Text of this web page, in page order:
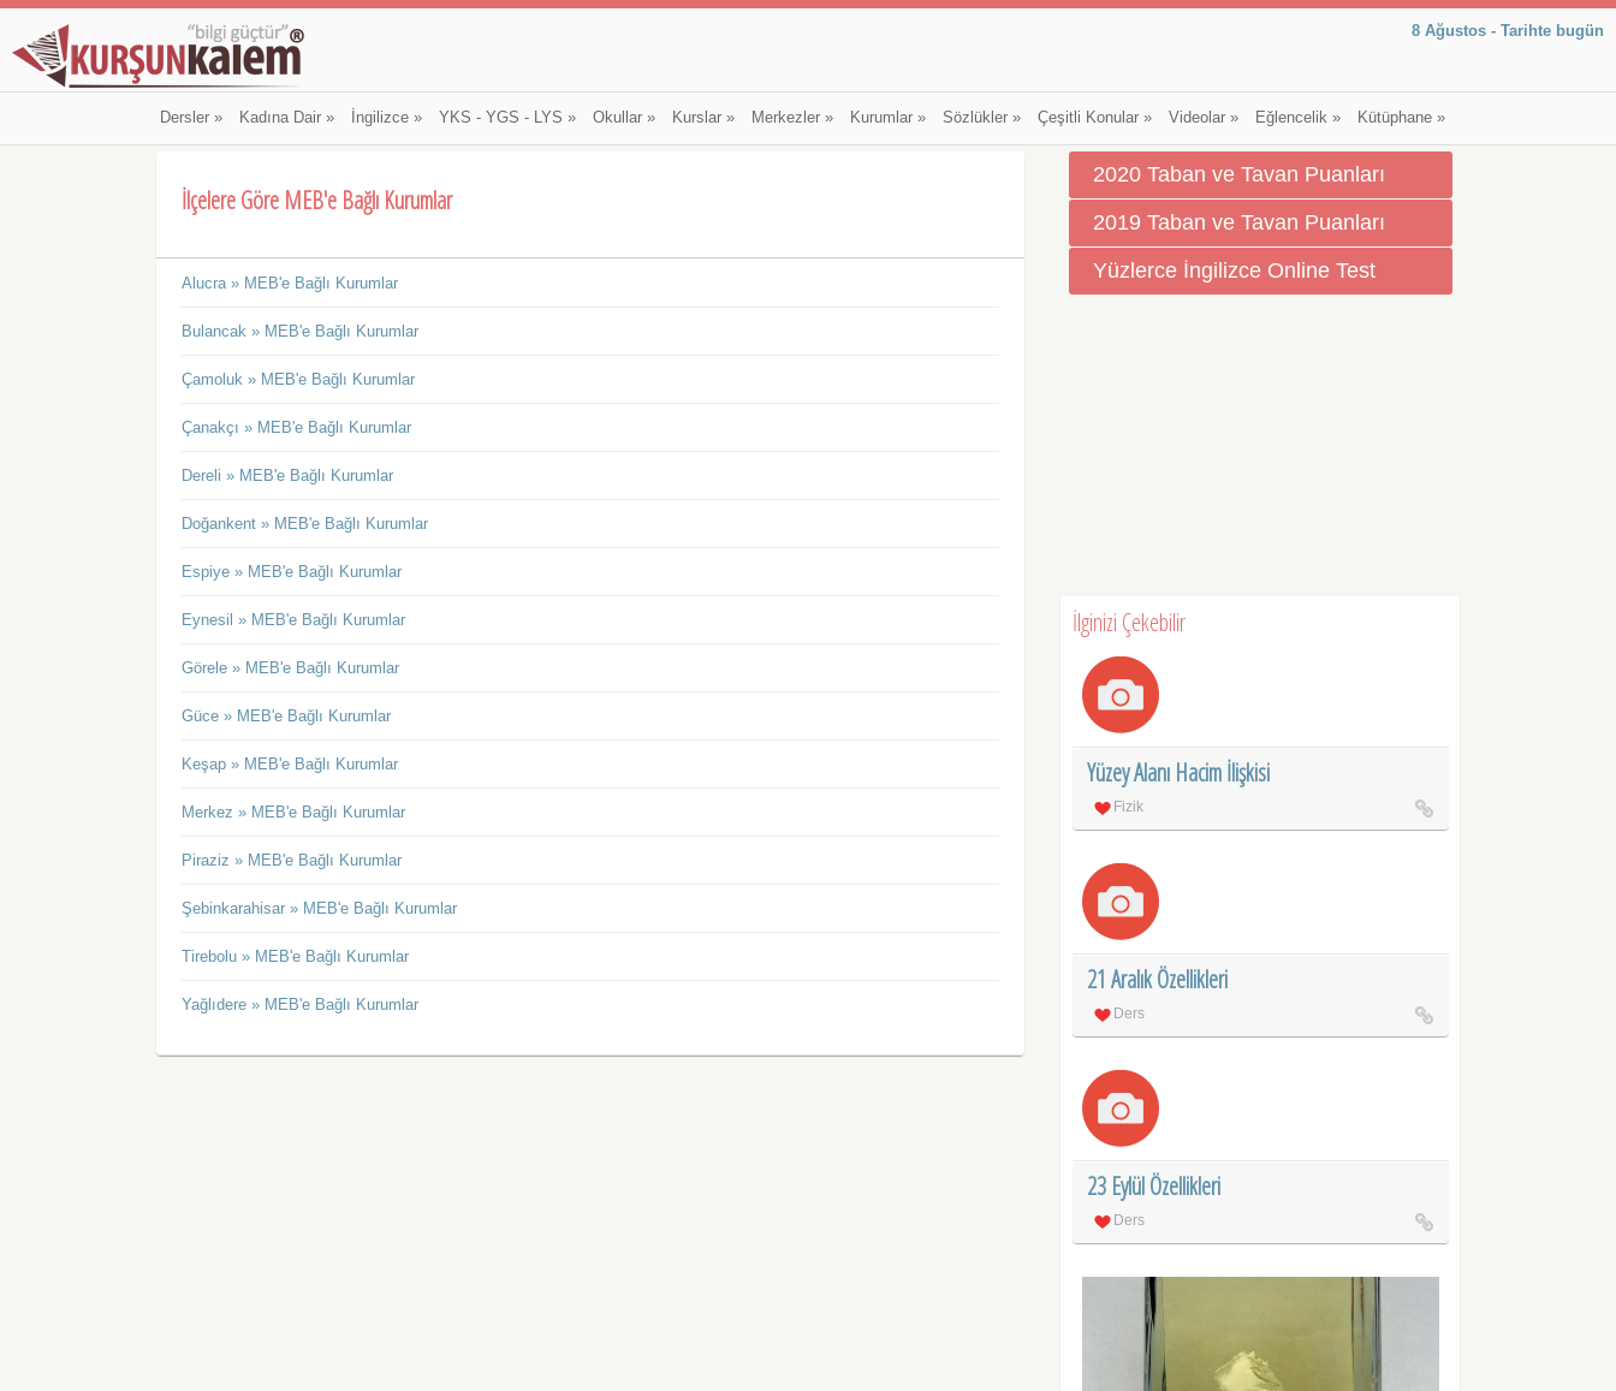
8 Ağustos - Tarihte bugün
Dersler» Kadına Dair» İngilizce» YKS - YGS - LYS » Okullar» Kurslar» Merkezler» Kurumlar» Sözlükler» Çeşitli Konular» Videolar» Eğlencelik» Kütüphane»
İlçelere Göre MEB'e Bağlı Kurumlar
Alucra » MEB'e Bağlı Kurumlar
Bulancak » MEB'e Bağlı Kurumlar
Çamoluk » MEB'e Bağlı Kurumlar
Çanakçı » MEB'e Bağlı Kurumlar
Dereli » MEB'e Bağlı Kurumlar
Doğankent » MEB'e Bağlı Kurumlar
Espiye » MEB'e Bağlı Kurumlar
Eynesil » MEB'e Bağlı Kurumlar
Görele » MEB'e Bağlı Kurumlar
Güce » MEB'e Bağlı Kurumlar
Keşap » MEB'e Bağlı Kurumlar
Merkez » MEB'e Bağlı Kurumlar
Piraziz » MEB'e Bağlı Kurumlar
Şebinkarahisar » MEB'e Bağlı Kurumlar
Tirebolu » MEB'e Bağlı Kurumlar
Yağlıdere » MEB'e Bağlı Kurumlar
2020 Taban ve Tavan Puanları
2019 Taban ve Tavan Puanları
Yüzlerce İngilizce Online Test
İlginizi Çekebilir
Yüzey Alanı Hacim İlişkisi
Fizik
21 Aralık Özellikleri
Ders
23 Eylül Özellikleri
Ders